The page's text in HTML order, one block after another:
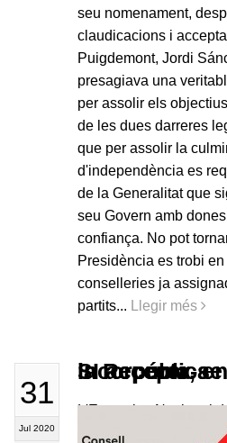
seu nomenament,
claudicacions i
Puigdemont, Jordi
presagiava una
per assolir els
de les dues darreres
que per assolir la
d'independència es
de la Generalitat que
seu Govern amb
confiança. No pot
Presidència es trobi
conselleries ja
partits...
Llegir més
31
Jul 2020
SI accepta, en funcions, incorporar-se al Consell per la República
L'Executiva Nacional